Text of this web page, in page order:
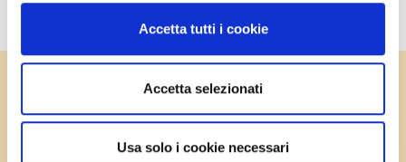
Accetta tutti i cookie
Accetta selezionati
Usa solo i cookie necessari
PRIVACY POLICY
CONTRIBUTO FEASR
CONTATTI
LAVORA CON NOI
PRIVACY POLICY – INFORMATIVA CONSUMATORI